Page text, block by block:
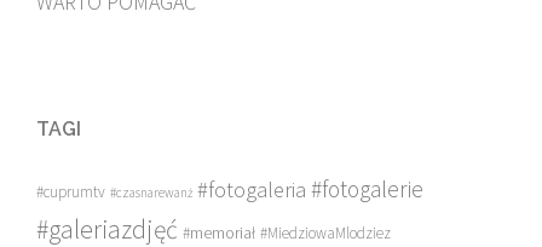
TAGI
#cuprumtv #czasnarewanż #fotogaleria #fotogalerie
#galeriazdjęć #memoriał #MiedziowaMlodziez